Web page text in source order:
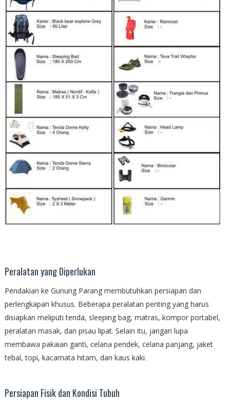
Peralatan yang Diperlukan
Pendakian ke Gunung Parang membutuhkan persiapan dan
perlengkapan khusus. Beberapa peralatan penting yang harus
disiapkan meliputi tenda, sleeping bag, matras, kompor portabel,
peralatan masak, dan pisau lipat. Selain itu, jangan lupa
membawa pakaian ganti, celana pendek, celana panjang, jaket
tebal, topi, kacamata hitam, dan kaus kaki.
Persiapan Fisik dan Kondisi Tubuh